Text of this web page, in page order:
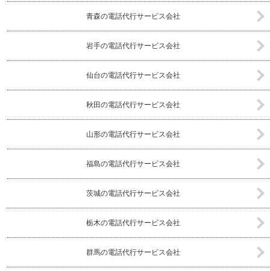
青森の電話代行サービス会社
岩手の電話代行サービス会社
仙台の電話代行サービス会社
秋田の電話代行サービス会社
山形の電話代行サービス会社
福島の電話代行サービス会社
茨城の電話代行サービス会社
栃木の電話代行サービス会社
群馬の電話代行サービス会社